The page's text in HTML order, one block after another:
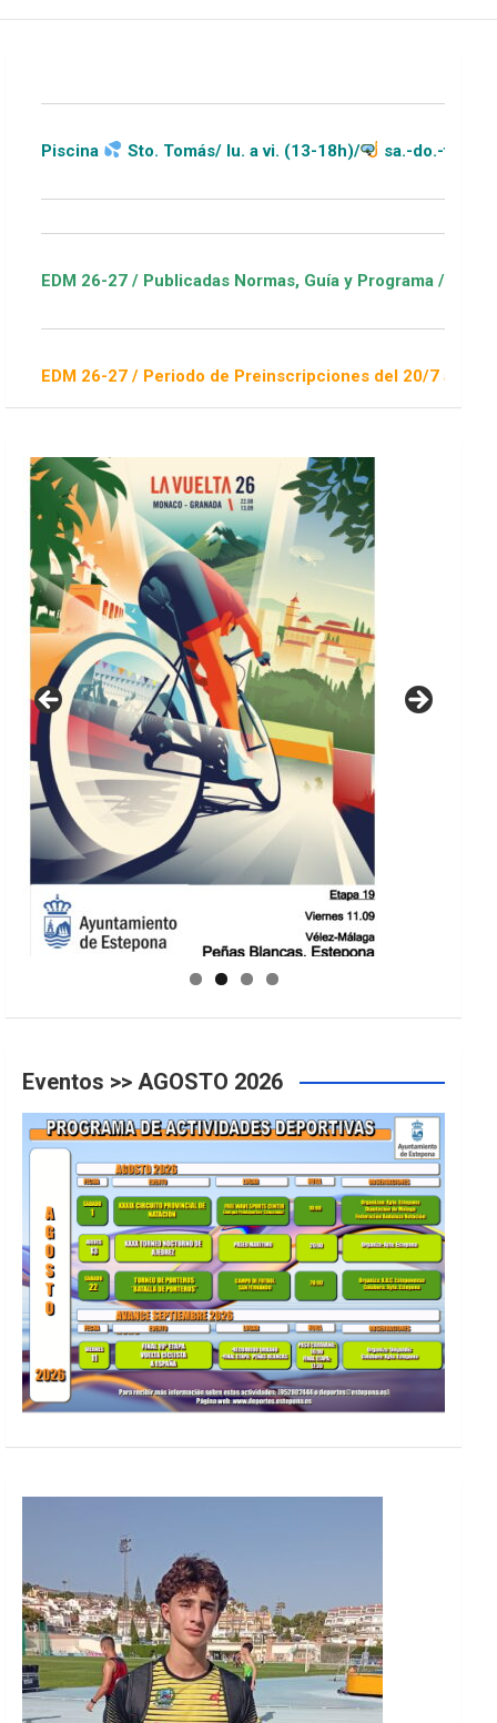
lu. a vi. (13-18h)/ sa.-do.-festivos (11-20h)
Normas, Guía y Programa / ver Escuelas Deportivas
de Preinscripciones del 20/7 al 16/8 / Sorteo 1 de
GUIA DE INSTALACIONES DEPORTIVAS
Eventos >> AGOSTO 2026